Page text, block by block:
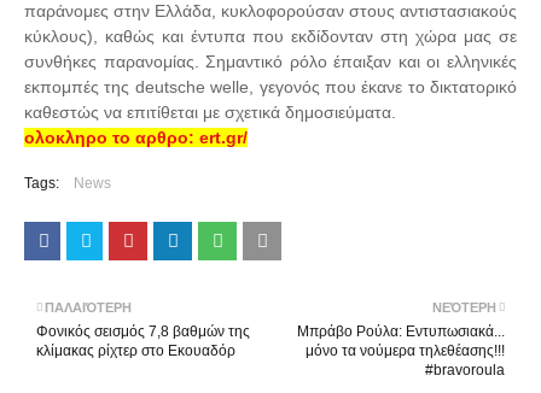
παράνομες στην Ελλάδα, κυκλοφορούσαν στους αντιστασιακούς
κύκλους), καθώς και έντυπα που εκδίδονταν στη χώρα μας σε
συνθήκες παρανομίας. Σημαντικό ρόλο έπαιξαν και οι ελληνικές
εκπομπές της deutsche welle, γεγονός που έκανε το δικτατορικό
καθεστώς να επιτίθεται με σχετικά δημοσιεύματα.
ολοκληρο το αρθρο: ert.gr/
Tags: News
ΝΕΌΤΕΡΗ
Μπράβο Ρούλα: Εντυπωσιακά...
μόνο τα νούμερα τηλεθέασης!!!
#bravoroula
ΠΑΛΑΙΌΤΕΡΗ
Φονικός σεισμός 7,8 βαθμών της
κλίμακας ρίχτερ στο Εκουαδόρ